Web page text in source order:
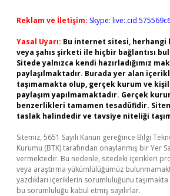
Reklam ve İletişim: Skype:
Yasal Uyarı: Bu internet sitesi, herhangi
veya şahıs şirketi ile hiçbir bağlantısı
Sitede yalnızca kendi hazırladığımız
paylaşılmaktadır. Burada yer alan
taşımamakta olup, gerçek kurum ve
paylaşım yapılmamaktadır. Gerçek
benzerlikleri tamamen tesadüfidir.
taslak halindedir ve tavsiye niteliği
Sitemiz, 5651 Sayılı Kanun gereğince Bilgi
Kurumu (BTK) tarafından onaylanmış bir Yer
vermektedir. Bu nedenle, sitedeki içerikleri
veya araştırma yükümlülüğümüz
yazdıkları içeriklerin sorumluluğunu
bu sorumluluğu kabul etmiş sayılırlar.